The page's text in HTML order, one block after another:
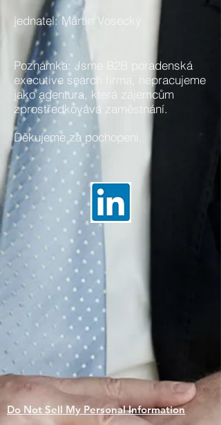
jednatel: Martin Vosecký
Poznámka: Jsme B2B poradenská
executive search firma, nepracujeme
jako agentura, která zájemcům
zprostředkovává zaměstnání.
Děkujeme za pochopení.
Do Not Sell My Personal Information